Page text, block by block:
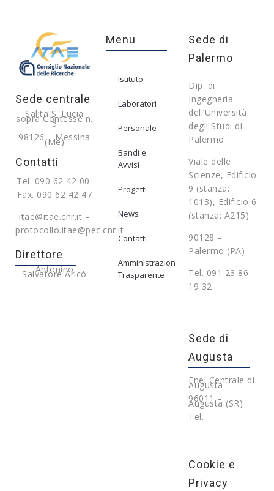
Sede centrale
Salita S. Lucia
sopra Contesse n.
5
98126 – Messina
(Me)
Contatti
Tel. 090 62 42 00
Fax. 090 62 42 47
itae@itae.cnr.it –
protocollo.itae@pec.cnr.it
Direttore
Antonino
Salvatore Aricò
Menu
Istituto
Laboratori
Personale
Bandi e
Avvisi
Progetti
News
Contatti
Amministrazione
Trasparente
Sede di
Palermo
Dip. di
Ingegneria
dell’Università
degli Studi di
Palermo
Viale delle
Scienze, Edificio
9 (stanza:
1013), Edificio 6
(stanza: A215)
90128 –
Palermo (PA)
Tel. 091 23 86
19 32
Sede di
Augusta
Enel Centrale di
Augusta
96011 –
Augusta (SR)
Tel.
Cookie e
Privacy